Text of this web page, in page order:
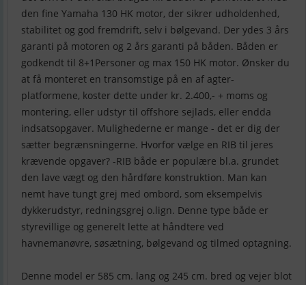
den fine Yamaha 130 HK motor, der sikrer udholdenhed,
stabilitet og god fremdrift, selv i bølgevand. Der ydes 3 års
garanti på motoren og 2 års garanti på båden. Båden er
godkendt til 8+1Personer og max 150 HK motor. Ønsker du
at få monteret en transomstige på en af agter-
platformene, koster dette under kr. 2.400,- + moms og
montering, eller udstyr til offshore sejlads, eller endda
indsatsopgaver. Mulighederne er mange - det er dig der
sætter begrænsningerne. Hvorfor vælge en RIB til jeres
krævende opgaver? -RIB både er populære bl.a. grundet
den lave vægt og den hårdføre konstruktion. Man kan
nemt have tungt grej med ombord, som eksempelvis
dykkerudstyr, redningsgrej o.lign. Denne type både er
styrevillige og generelt lette at håndtere ved
havnemanøvre, søsætning, bølgevand og tilmed optagning.
Denne model er 585 cm. lang og 245 cm. bred og vejer blot